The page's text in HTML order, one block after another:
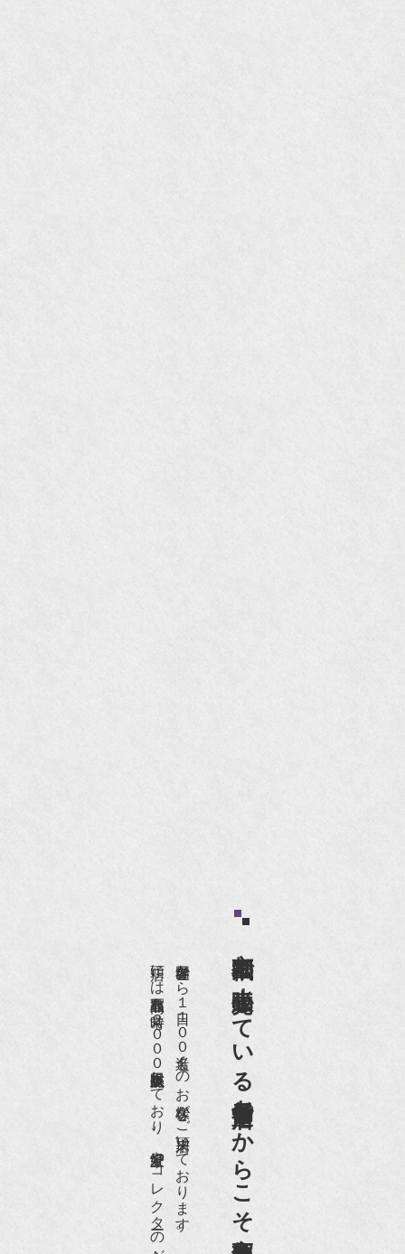
京都祇園で小売販売している
世界各国から１日１００名近くのお客様がご来店頂いております。
店頭には買取商品を常時２０００点以上展示販売しており、